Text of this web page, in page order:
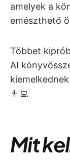
amelyek a
emészthető
Többet
AI
👨‍💻
Mit